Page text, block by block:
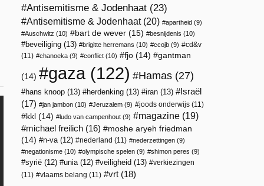
Antisemitisme & Jodenhaat (23)
Antisemitisme & Jodenhaat(20) apartheid (9)
Auschwitz (10) bart de wever (15) besnijdenis (10)
beveiliging (13) brigitte herremans (10) ccojb (9)
cd&v
(11)
chanoeka (9) conflict (10) fjo (14) gantman
(14) gaza(122) Hamas (27)
hans knoop (13) herdenking (13) iran (13)
Israël
(17)
jan jambon (10) Jeruzalem (9) joods onderwijs (11)
kkl (14) ludo van campenhout (9) magazine (19)
michael freilich (16)
moshe aryeh friedman
(14)
n-va(12) nederland (11) nederzettingen (9)
negationisme (10) olympische spelen (9) shimon peres (9)
syrië (12) unia(12) veiligheid (13)
verkiezingen
(11)
vlaams belang (11) vrt (18)